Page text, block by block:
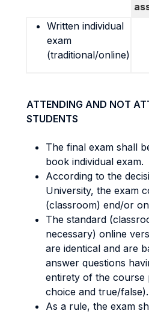
Written individual
exam
(traditional/online)
ATTENDING AND NOT
STUDENTS
The final exam shall
book individual exam.
According to the
University, the exam
(classroom) end/or
The standard
necessary) online
are identical and are
answer questions
entirety of the course
choice and true/false).
As a rule, the exam